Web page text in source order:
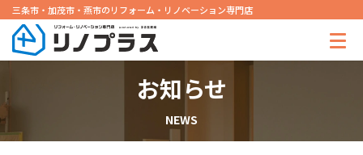
三条市・加茂市・燕市のリフォーム・リノベーション専門店
お知らせ
NEWS